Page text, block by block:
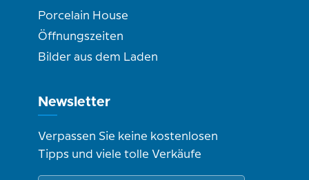
Porcelain House
Öffnungszeiten
Bilder aus dem Laden
Newsletter
Verpassen Sie keine kostenlosen
Tipps und viele tolle Verkäufe